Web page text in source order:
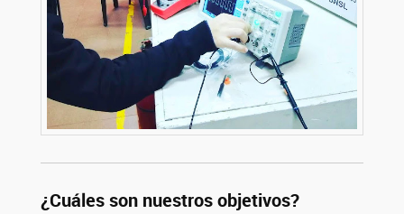
¿Cuáles son nuestros objetivos?